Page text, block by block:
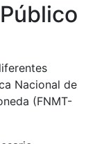
Nacional de
(FNMT-